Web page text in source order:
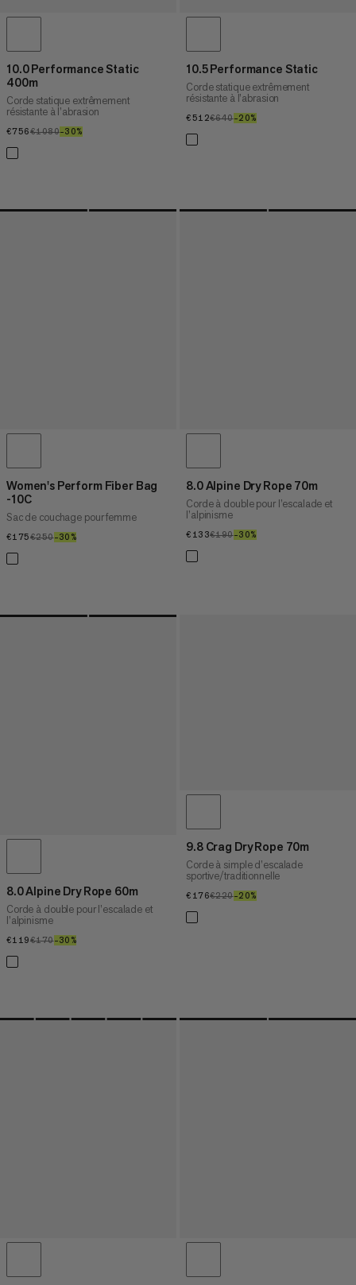
10.0 Performance Static
400m
Corde statique extrêmement
résistante à l’abrasion
€756€756
€1080€1080
–30%
10.5 Performance Static
Corde statique extrêmement
résistante à l’abrasion
€512€512
€640€640
–20%
Women's Perform Fiber Bag
-10C
Sac de couchage pour femme
€175€175
€250€250
–30%
8.0 Alpine Dry Rope 70m
Corde à double pour l’escalade et
l’alpinisme
€133€133
€190€190
–30%
8.0 Alpine Dry Rope 60m
Corde à double pour l’escalade et
l’alpinisme
€119€119
€170€170
–30%
9.8 Crag Dry Rope 70m
Corde à simple d’escalade
sportive/traditionnelle
€176€176
€220€220
–20%